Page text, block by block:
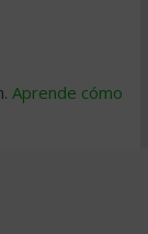
Aprende cómo